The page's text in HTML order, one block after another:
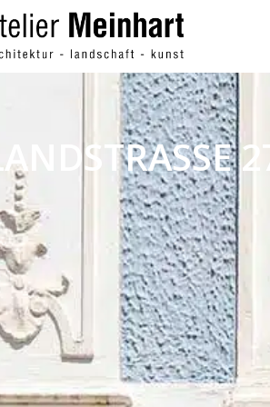
LANDSTRASSE